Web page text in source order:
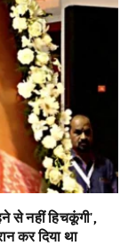
से नहीं हिचकूंगी',
कर दिया था